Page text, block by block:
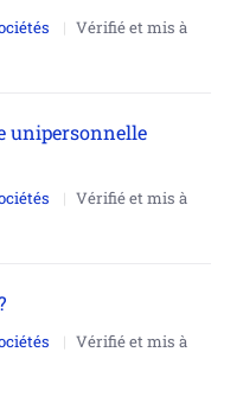
Vérifié et mis à
unipersonnelle
Vérifié et mis à
Vérifié et mis à